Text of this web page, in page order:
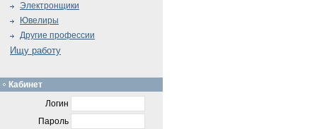
Электронщики
Ювелиры
Другие профессии
Ищу работу
Кабинет
Логин
Пароль